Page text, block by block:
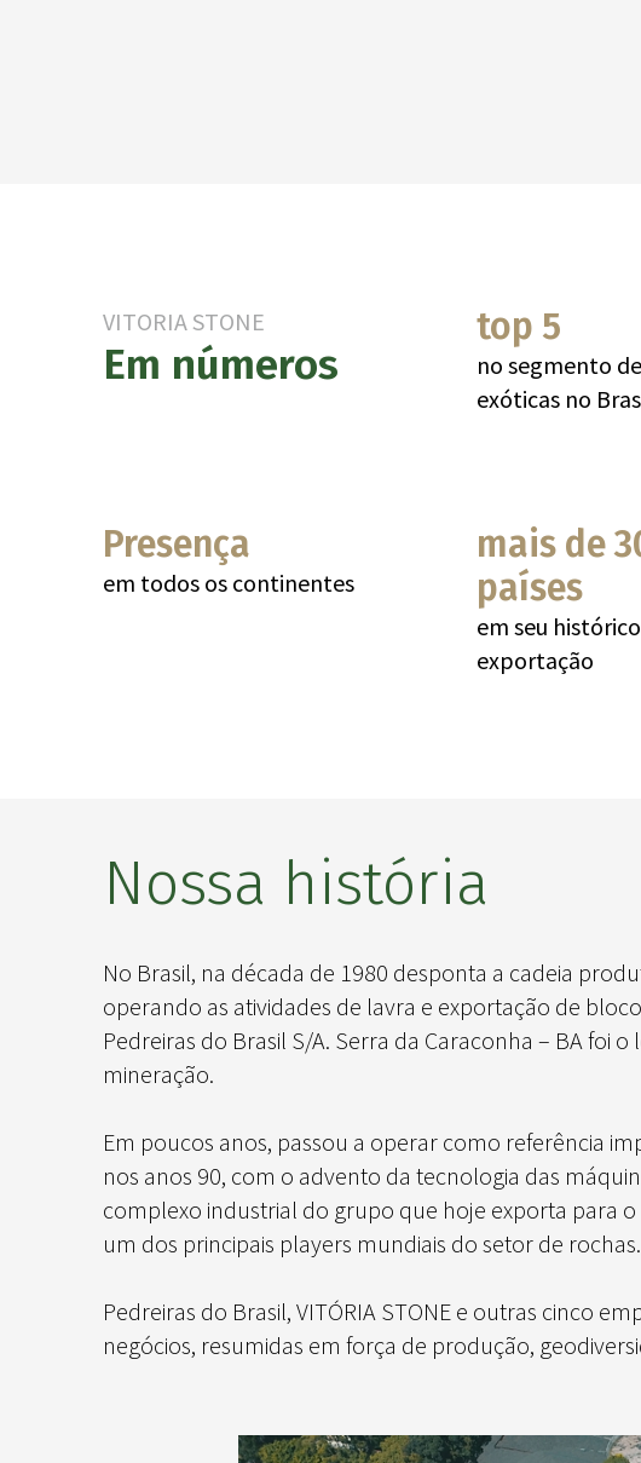
VITORIA STONE
Em números
top 5
no segmento
exóticas no
Presença
em todos os continentes
mais de
países
em seu
exportação
Nossa história
No Brasil, na década de 1980 desponta a cadeia
operando as atividades de lavra e exportação de
Pedreiras do Brasil S/A. Serra da Caraconha – BA
mineração.
Em poucos anos, passou a operar como referência
nos anos 90, com o advento da tecnologia das
complexo industrial do grupo que hoje exporta para
um dos principais players mundiais do setor de rochas.
Pedreiras do Brasil, VITÓRIA STONE e outras cinco
negócios, resumidas em força de produção,